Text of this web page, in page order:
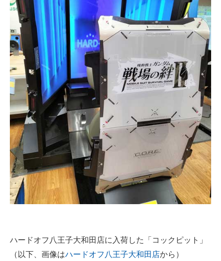
AI活用のいまが分かる
企業ITのトレンドを詳説
経営リーダーのコミュニティ
マーケ×ITの今がよく分かる
ITエンジニア向け専門サイト
企業向けIT製品の総合サイト
IT製品の技術・比較・事例
製造業のIT導入・活用を支援
モノづくり技術者専門サイト
エネルギーの専門メディア
ハードオフ八王子大和田店に入荷した「コックピット」
（以下、画像はハードオフ八王子大和田店から）